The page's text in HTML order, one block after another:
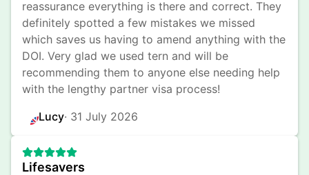
reassurance everything is there and correct. They
definitely spotted a few mistakes we missed
which saves us having to amend anything with the
DOI. Very glad we used tern and will be
recommending them to anyone else needing help
with the lengthy partner visa process!
Lucy· 31 July 2026
Lifesavers